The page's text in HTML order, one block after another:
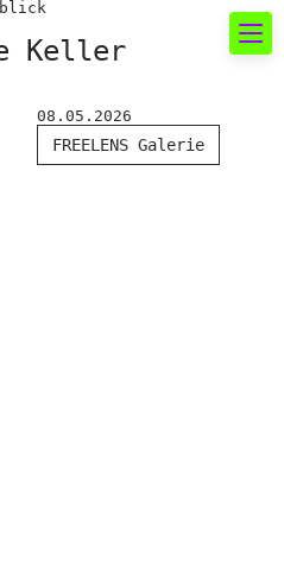
die
Keller
08.05.2026
FREELENS Galerie